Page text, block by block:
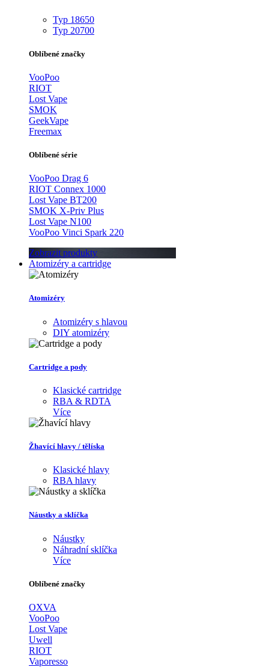
Typ 18650
Typ 20700
Oblíbené značky
VooPoo
RIOT
Lost Vape
SMOK
GeekVape
Freemax
Oblíbené série
VooPoo Drag 6
RIOT Connex 1000
Lost Vape BT200
SMOK X-Priv Plus
Lost Vape N100
VooPoo Vinci Spark 220
Zobrazit produkty
Atomizéry a cartridge
Atomizéry
Atomizéry s hlavou
DIY atomizéry
Cartridge a pody
Klasické cartridge
RBA & RDTA
Více
Žhavící hlavy / tělíska
Klasické hlavy
RBA hlavy
Náustky a sklíčka
Náustky
Náhradní sklíčka
Více
Oblíbené značky
OXVA
VooPoo
Lost Vape
Uwell
RIOT
Vaporesso